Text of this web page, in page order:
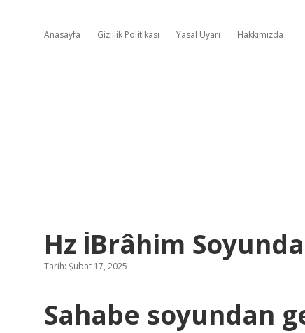
Anasayfa Gizlilik Politikası Yasal Uyarı Hakkımızda
Hz İBrâhim
Tarih: Şubat 17, 2025
Sahabe soyundan